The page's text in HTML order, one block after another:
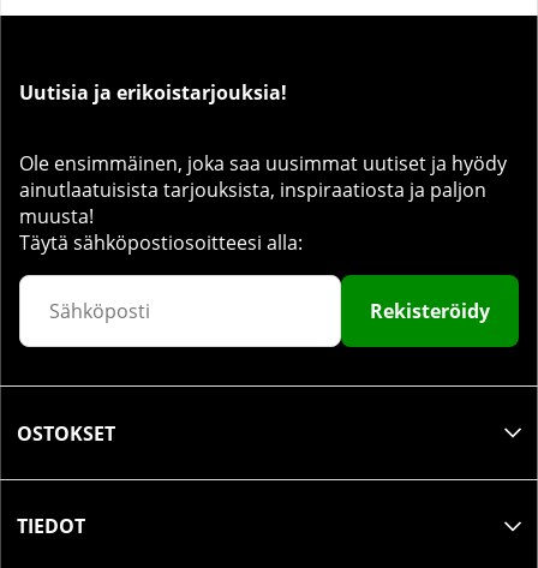
Uutisia ja erikoistarjouksia!
Ole ensimmäinen, joka saa uusimmat uutiset ja hyödy
ainutlaatuisista tarjouksista, inspiraatiosta ja paljon
muusta!
Täytä sähköpostiosoitteesi alla:
Rekisteröidy
OSTOKSET
TIEDOT